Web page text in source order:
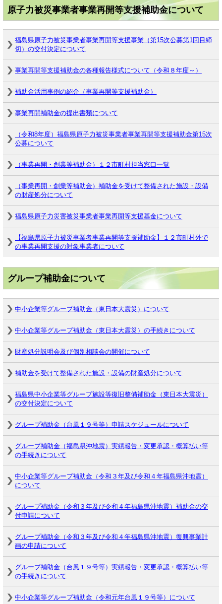
原子力被災事業者事業再開等支援補助金について
福島県原子力被災事業者事業再開等支援事業（第15次公募第1回目締
切）の交付決定について
事業再開等支援補助金の各種報告様式について（令和８年度～）
補助金活用事例の紹介（事業再開等支援補助金）
事業再開補助金の提出書類について
（令和8年度）福島県原子力被災事業者事業再開等支援補助金第15次
公募について
（事業再開・創業等補助金）１２市町村担当窓口一覧
（事業再開・創業等補助金）補助金を受けて整備された施設・設備
の財産処分について
福島県原子力災害被災事業者事業再開等支援基金について
【福島県原子力被災事業者事業再開等支援補助金】１２市町村外で
の事業再開支援の対象事業者について
グループ補助金について
中小企業等グループ補助金（東日本大震災）について
中小企業等グループ補助金（東日本大震災）の手続きについて
財産処分説明会及び個別相談会の開催について
補助金を受けて整備された施設・設備の財産処分について
福島県中小企業等グループ施設等復旧整備補助金（東日本大震災）
の交付決定について
グループ補助金（台風１９号等）申請スケジュールについて
グループ補助金（福島県沖地震）実績報告・変更承認・概算払い等
の手続きについて
中小企業等グループ補助金（令和３年及び令和４年福島県沖地震）
について
グループ補助金（令和３年及び令和４年福島県沖地震）補助金の交
付申請について
グループ補助金（令和３年及び令和４年福島県沖地震）復興事業計
画の申請について
グループ補助金（台風１９号等）実績報告・変更承認・概算払い等
の手続きについて
中小企業等グループ補助金（令和元年台風１９号等）について